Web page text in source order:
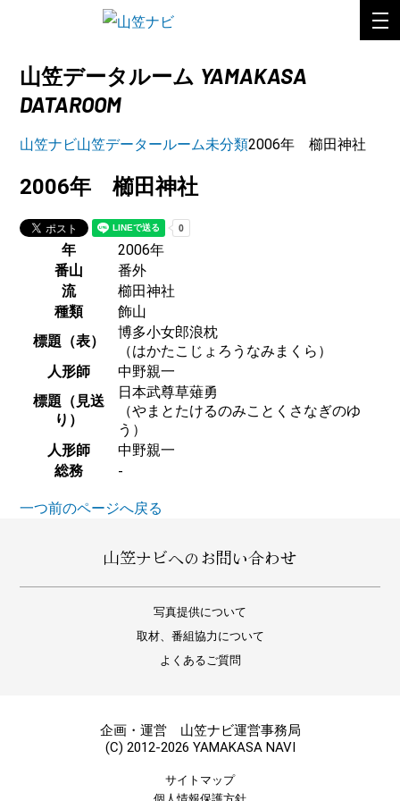
山笠データルーム YAMAKASA
DATAROOM
山笠ナビ山笠データールーム未分類2006年 櫛田神社
2006年 櫛田神社
年
2006年
番山
番外
流
櫛田神社
種類
飾山
標題（表）
博多小女郎浪枕
（はかたこじょろうなみまくら）
人形師
中野親一
標題（見送
り）
日本武尊草薙勇
（やまとたけるのみことくさなぎのゆ
う）
人形師
中野親一
総務
-
一つ前のページへ戻る
山笠ナビへのお問い合わせ
写真提供について
取材、番組協力について
よくあるご質問
企画・運営 山笠ナビ運営事務局
(C) 2012-2026 YAMAKASA NAVI
サイトマップ